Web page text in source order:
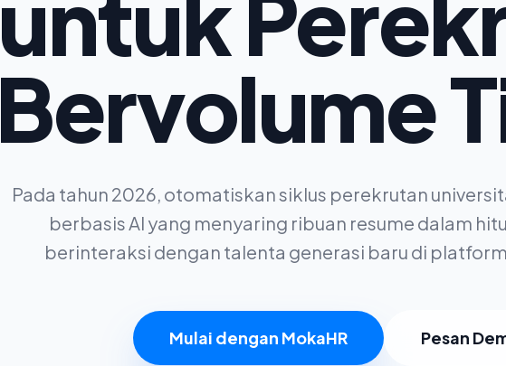
Bervolume
Pada tahun 2026, otomatiskan siklus perekrutan
berbasis AI yang menyaring ribuan resume dalam
berinteraksi dengan talenta generasi baru di
Mulai dengan MokaHR Pesan